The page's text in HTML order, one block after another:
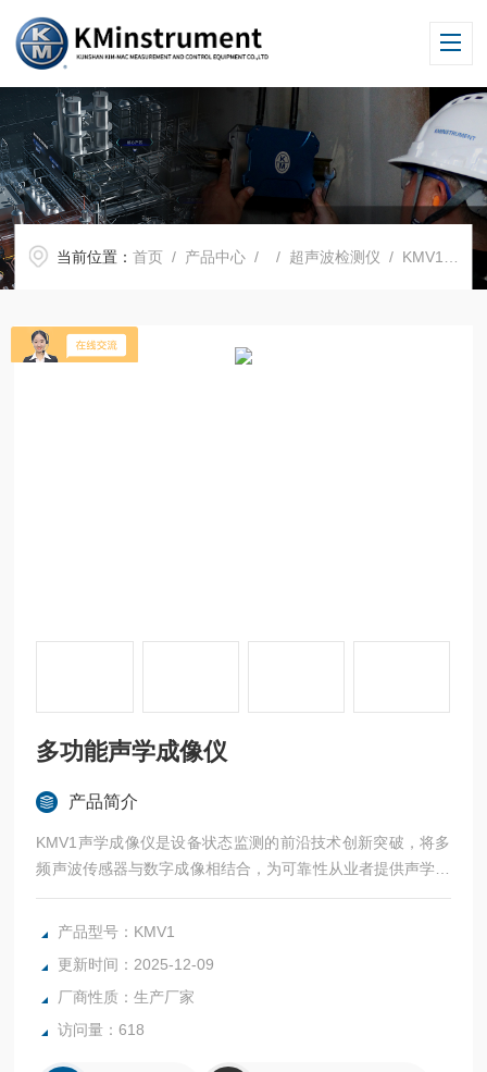
当前位置：首页 / 产品中心 / / 超声波检测仪 / KMV1多功能声学成像仪
多功能声学成像仪
产品简介
KMV1声学成像仪是设备状态监测的前沿技术创新突破，将多
频声波传感器与数字成像相结合，为可靠性从业者提供声学图
像，声学图像精确地呈现声源的位置，
KMV1声学成像仪检测到的声源可以指出制造过程中机器上发
泄漏，蒸汽系统中发现的无形蒸汽泄漏，电气局部放电、电弧
和电晕等电气故障，
石油和天然气设施的可燃气体排放管理等等。
产品型号：KMV1
更新时间：2025-12-09
厂商性质：生产厂家
访问量：618